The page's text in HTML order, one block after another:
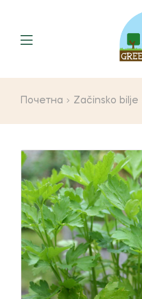
Menu
Почетна Začinsko bilje